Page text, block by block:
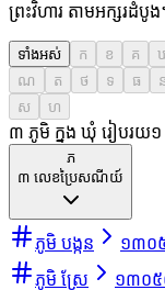
ព្រះវិហារ តាមអក្សរដំបូង
ទាំងអស់ ក ខ គ
ណ
ត ថ ទ ធ ន
ស
ហ
៣ ភូមិ ក្នុង ឃុំ រៀបរយ១
ភ
៣ លេខប្រៃសណីយ៍
ភូមិ បង្កន
១៣០
ភូមិ ស្រែ
១៣០